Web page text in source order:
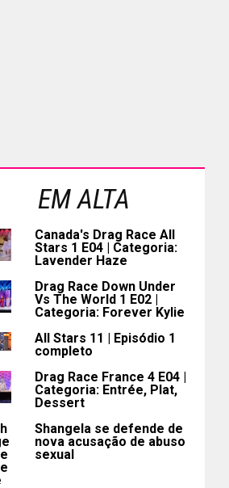
EM ALTA
Canada's Drag Race All
Stars 1 E04 | Categoria:
Lavender Haze
Drag Race Down Under
Vs The World 1 E02 |
Categoria: Forever Kylie
All Stars 11 | Episódio 1
completo
Drag Race France 4 E04 |
Categoria: Entrée, Plat,
Dessert
Shangela se defende de
nova acusação de abuso
sexual